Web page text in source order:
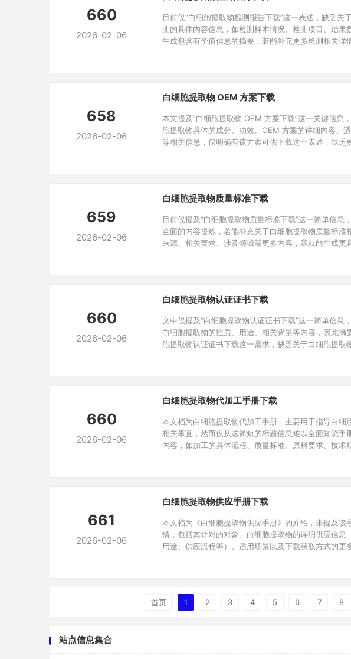
660
2026-02-06
目前仅“白细胞提取物检测报告下载”这一表述，缺乏关
测的具体内容信息，如检测样本情况、检测项目、结果
生成包含有价值信息的摘要，若能补充更多检测相关详
658
2026-02-06
白细胞提取物 OEM 方案下载
本文提及“白细胞提取物 OEM 方案下载”这一关键信息
胞提取物具体的成分、功效、OEM 方案的详细内容、
等相关信息，仅明确有该方案可供下载这一表述，缺乏
659
2026-02-06
白细胞提取物质量标准下载
目前仅提及“白细胞提取物质量标准下载”这一简单信息
全面的内容提炼，若能补充关于白细胞提取物质量标准
来源、相关要求、涉及领域等更多内容，我就能生成更
660
2026-02-06
白细胞提取物认证证书下载
文中仅提及“白细胞提取物认证证书下载”这一简单信息
白细胞提取物的性质、用途、相关背景等内容，因此摘
胞提取物认证证书下载这一需求，缺乏关于白细胞提取
660
2026-02-06
白细胞提取物代加工手册下载
本文档为白细胞提取物代加工手册，主要用于指导白细
相关事宜，然而仅从这简短的标题信息难以全面知晓手
内容，如加工的具体流程、质量标准、原料要求、技术
661
2026-02-06
白细胞提取物供应手册下载
本文档为《白细胞提取物供应手册》的介绍，未提及该
情，包括其针对的对象、白细胞提取物的详细供应信息
用途、供应流程等）、适用场景以及下载获取方式的更
在免疫调节
首页
1 2 3 4 5 6 7 8
站点信息集合